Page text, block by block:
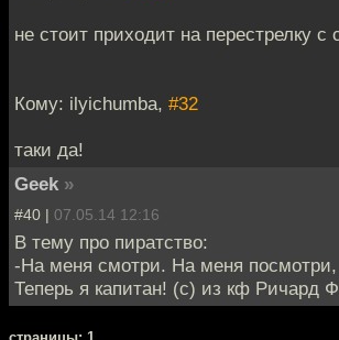
не стоит приходит на перестрелку с
Кому: ilyichumba, #32
таки да!
Geek »
#40 | 07.05.14 12:16
В тему про пиратство:
-На меня смотри. На меня посмотри,
Теперь я капитан! (с) из кф Ричард